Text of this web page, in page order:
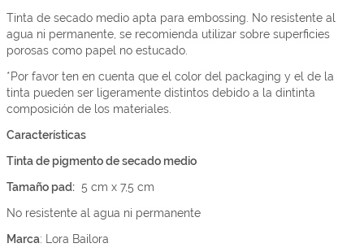
Tinta de secado medio apta para embossing. No resistente al
agua ni permanente, se recomienda utilizar sobre superficies
porosas como papel no estucado.
*Por favor ten en cuenta que el color del packaging y el de la
tinta pueden ser ligeramente distintos debido a la dintinta
composición de los materiales.
Características
Tinta de pigmento de secado medio
Tamaño pad: 5 cm x 7,5 cm
No resistente al agua ni permanente
Marca: Lora Bailora